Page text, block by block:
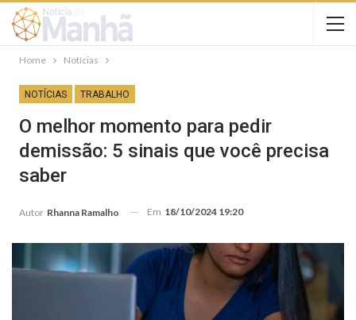
Home Notícias
NOTÍCIAS TRABALHO
O melhor momento para pedir
demissão: 5 sinais que você precisa
saber
Autor Rhanna Ramalho Em 18/10/2024 19:20